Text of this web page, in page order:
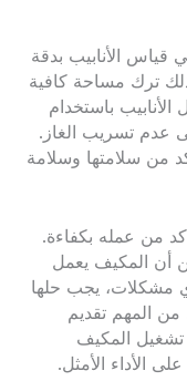
قياس الأنابيب بدقة
ترك مساحة كافية
باستخدام
عدم تسريب الغاز.
من سلامتها وسلامة
من عمله بكفاءة.
أن المكيف يعمل
مشكلات، يجب حلها
من المهم تقديم
تشغيل المكيف
الأداء الأمثل.